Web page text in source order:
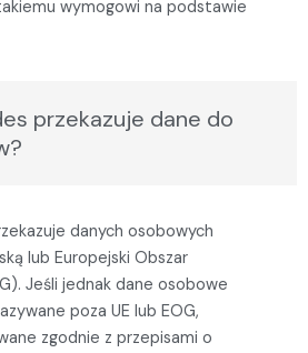
wymogowi na podstawie
przekazuje dane do
danych osobowych
lub Europejski Obszar
Jeśli jednak dane osobowe
poza UE lub EOG,
zgodnie z przepisami o